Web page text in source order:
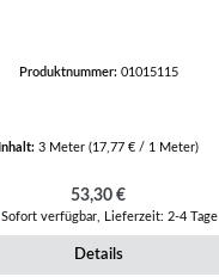
Produktnummer: 01015115
Inhalt: 3 Meter (17,77 € / 1 Meter)
Regulärer Preis:
53,30 €
Sofort verfügbar, Lieferzeit: 2-4 Tage
Details